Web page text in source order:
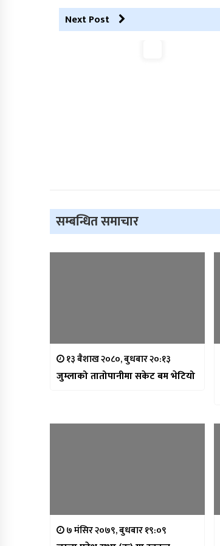
Next Post
सम्बन्धित समाचार
१३ बैशाख २०८०, बुधबार २०:१३
जुम्लाको तातोपानीमा सकेट बम भेटियो
७ मंसिर २०७९, बुधबार १९:०९